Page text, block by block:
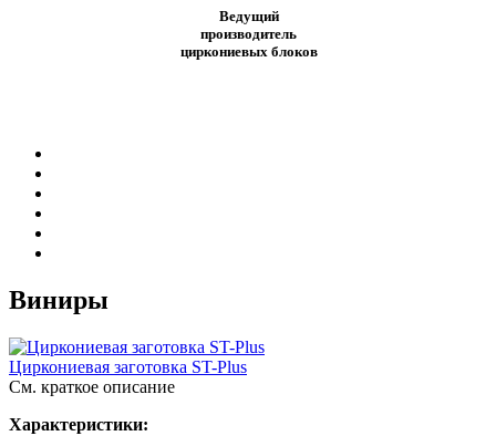
Ведущий
производитель
циркониевых блоков
Виниры
Циркониевая заготовка ST-Plus
См. краткое описание
Характеристики: